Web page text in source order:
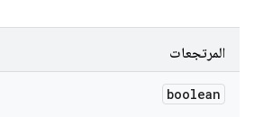
المرتجعات
boolean